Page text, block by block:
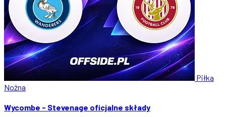
Piłka
Nożna
Wycombe - Stevenage oficjalne składy